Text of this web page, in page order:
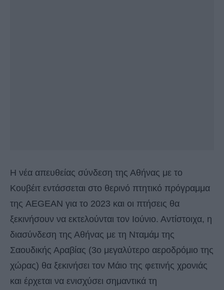
Η νέα απευθείας σύνδεση της Αθήνας με το
Κουβέιτ εντάσσεται στο θερινό πτητικό πρόγραμμα
της AEGEAN για το 2023 και οι πτήσεις θα
ξεκινήσουν να εκτελούνται τον Ιούνιο. Αντίστοιχα, η
διασύνδεση της Αθήνας με τη Νταμάμ της
Σαουδικής Αραβίας (3ο μεγαλύτερο αεροδρόμιο της
χώρας) θα ξεκινήσει τον Μάιο της φετινής χρονιάς
και έρχεται να ενισχύσει σημαντικά τη